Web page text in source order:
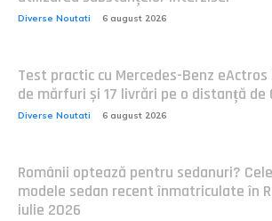
Diverse Noutati 6 august 2026
Test practic cu Mercedes-Benz
de mărfuri și 17 livrări pe o distanță de
Diverse Noutati 6 august 2026
Românii optează pentru sedanuri?
modele sedan recent înmatriculate în
iulie 2026